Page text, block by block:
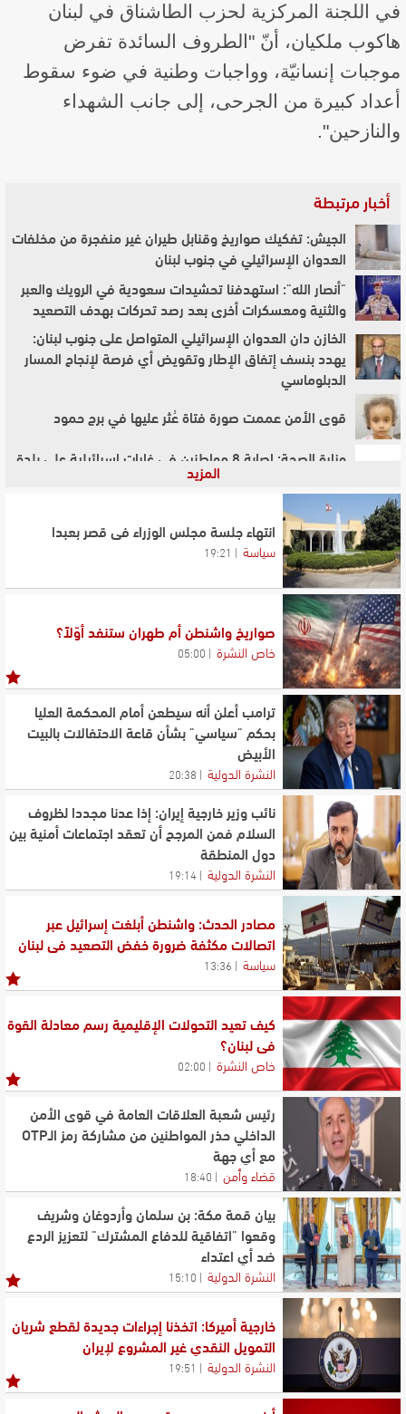
في اللجنة المركزية لحزب الطاشناق في لبنان
هاكوب ملكيان، أنّ "الطروف السائدة تفرض
موجبات إنسانيّة، وواجبات وطنية في ضوء سقوط
أعداد كبيرة من الجرحى، إلى جانب الشهداء
والنازحين".
أخبار مرتبطة
الجيش: تفكيك صواريخ وقنابل طيران غير منفجرة من مخلفات
العدوان الإسرائيلي في جنوب لبنان
"أنصار الله": استهدفنا تحشيدات سعودية في الرويك والعبر
والثنية ومعسكرات أخرى بعد رصد تحركات بهدف التصعيد
الخازن دان العدوان الإسرائيلي المتواصل على جنوب لبنان:
يهدد بنسف إتفاق الإطار وتقويض أي فرصة لإنجاح المسار
الدبلوماسي
قوى الأمن عممت صورة فتاة عُثر عليها في برج حمود
وزارة الصحة: إصابة 8 مواطنين في غارات إسرائيلية على بلدة
وزارة الصحة: حصيلة العدوان الإسرائيلي على لبنان بلغت
4333 شهيدًا و12242 جريحًا
شرطة بلدية برج البراجنة تبدأ حملة لإزالة التعديات
والمخالفات من الشوارع والأرصفة
حملة شعبية من أجل الوحدة تكتسب زخماً متزايداً في مختلف
أنحاء لبنان
الخطيب تابع مع السفير الصيني ومجلس الانماء والاعمار
المساعدات التي يمكن تقديمها للمتضررين من العدوان
الاسرائيلي
المزيد
انتهاء جلسة مجلس الوزراء في قصر بعبدا
سياسة 19:21
صواريخ واشنطن أم طهران ستنفد أوّلاً؟
خاص النشرة 05:00
ترامب أعلن أنه سيطعن أمام المحكمة العليا
بحكم "سياسي" بشأن قاعة الاحتفالات بالبيت
الأبيض
النشرة الدولية 20:38
نائب وزير خارجية إيران: إذا عدنا مجددا لظروف
السلام فمن المرجح أن تعقد اجتماعات أمنية بين
دول المنطقة
النشرة الدولية 19:14
مصادر الحدث: واشنطن أبلغت إسرائيل عبر
اتصالات مكثفة ضرورة خفض التصعيد في لبنان
سياسة 13:36
كيف تعيد التحولات الإقليمية رسم معادلة القوة
في لبنان؟
خاص النشرة 02:00
رئيس شعبة العلاقات العامة في قوى الأمن
الداخلي حذر المواطنين من مشاركة رمز الـOTP
مع أي جهة
قضاء وأمن 18:40
بيان قمة مكة: بن سلمان وأردوغان وشريف
وقعوا "اتفاقية للدفاع المشترك" لتعزيز الردع
ضد أي اعتداء
النشرة الدولية 15:10
خارجية أميركا: اتخذنا إجراءات جديدة لقطع شريان
التمويل النقدي غير المشروع لإيران
النشرة الدولية 19:51